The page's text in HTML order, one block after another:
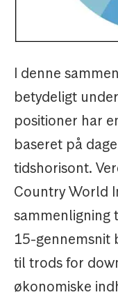
I denne
betydeligt
positioner har
baseret på
tidshorisont.
Country World
sammenligning
15-gennemsnit
til trods for
økonomiske